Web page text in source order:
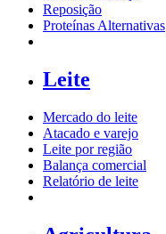
Reposição
Proteínas Alternativas
Leite
Mercado do leite
Atacado e varejo
Leite por região
Balança comercial
Relatório de leite